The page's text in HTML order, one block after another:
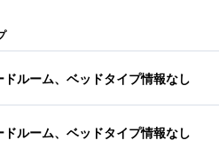
ドルーム、ベッドタイプ情報なし
ドルーム、ベッドタイプ情報なし